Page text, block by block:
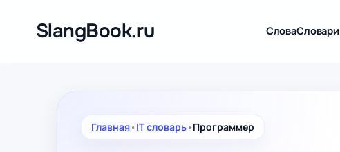
содержимомуSlangBook.ru СловаСловари
Главная• IT словарь• Программер